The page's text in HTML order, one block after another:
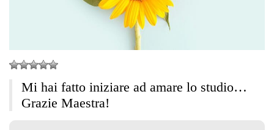
Mi hai fatto iniziare ad amare lo studio…
Grazie Maestra!